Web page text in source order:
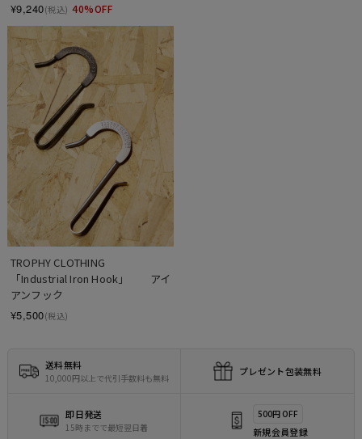
¥9,240(税込) 40%OFF
TROPHY CLOTHING
「Industrial Iron Hook」　　アイ
アンフック
¥5,500(税込)
送料無料
10,000円以上で代引手数料も無料
プレゼント包装無料
即日発送
15時までで最短翌日着
500円 OFF
新規会員登録